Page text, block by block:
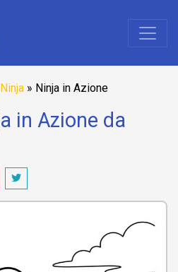
Ninja » Ninja in Azione
in Azione da